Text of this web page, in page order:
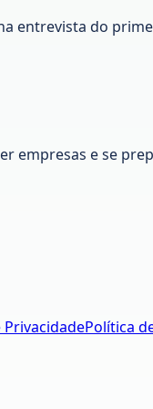
entrevista do
empresas e se
PrivacidadePolítica